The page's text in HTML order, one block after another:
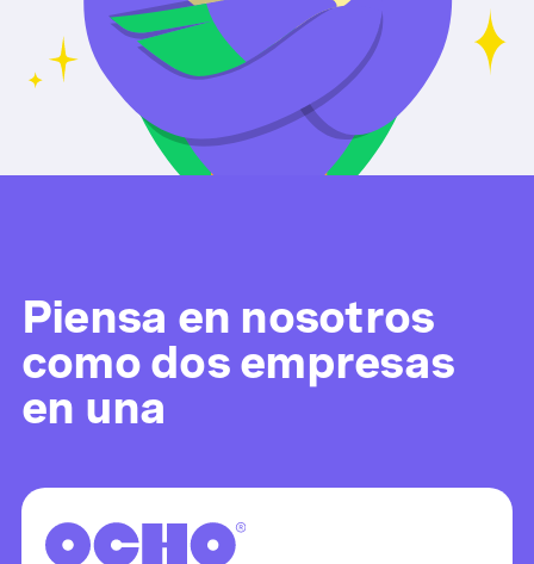
Piensa en nosotros
como dos empresas
en una